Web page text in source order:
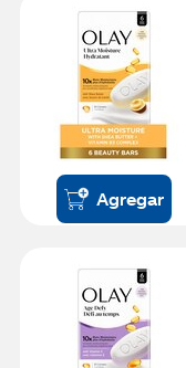
Agregar